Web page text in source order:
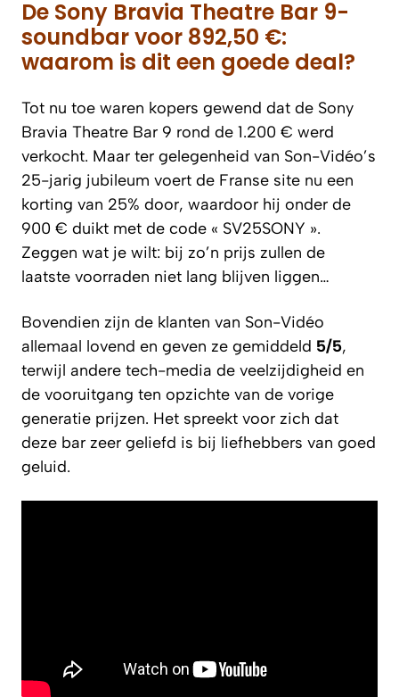
De Sony Bravia Theatre Bar 9-
soundbar voor 892,50 €:
waarom is dit een goede deal?
Tot nu toe waren kopers gewend dat de Sony
Bravia Theatre Bar 9 rond de 1.200 € werd
verkocht. Maar ter gelegenheid van Son-Vidéo’s
25-jarig jubileum voert de Franse site nu een
korting van 25% door, waardoor hij onder de
900 € duikt met de code « SV25SONY ».
Zeggen wat je wilt: bij zo’n prijs zullen de
laatste voorraden niet lang blijven liggen…
Bovendien zijn de klanten van Son-Vidéo
allemaal lovend en geven ze gemiddeld 5/5,
terwijl andere tech-media de veelzijdigheid en
de vooruitgang ten opzichte van de vorige
generatie prijzen. Het spreekt voor zich dat
deze bar zeer geliefd is bij liefhebbers van goed
geluid.